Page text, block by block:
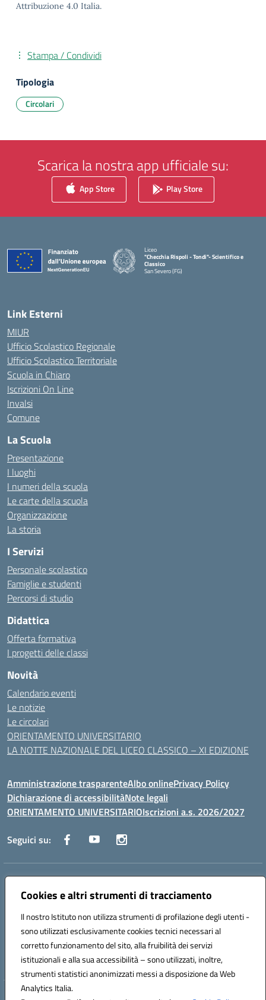
Cookies e altri strumenti di tracciamento
Il nostro Istituto non utilizza strumenti di profilazione degli utenti -
sono utilizzati esclusivamente cookies tecnici necessari al
corretto funzionamento del sito, alla fruibilità dei servizi
istituzionali e alla sua accessibilità – sono utilizzati, inoltre,
strumenti statistici anonimizzati messi a disposizione da Web
Analytics Italia.
Attribuzione 4.0 Italia.
Stampa / Condividi
Tipologia
Circolari
Scarica la nostra app ufficiale su:
App Store Play Store
Liceo
"Checchia Rispoli - Tondi"- Scientifico e
Classico
San Severo (FG)
Link Esterni
MIUR
Ufficio Scolastico Regionale
Ufficio Scolastico Territoriale
Scuola in Chiaro
Iscrizioni On Line
Invalsi
Comune
La Scuola
Presentazione
I luoghi
I numeri della scuola
Le carte della scuola
Organizzazione
La storia
I Servizi
Personale scolastico
Famiglie e studenti
Percorsi di studio
Didattica
Offerta formativa
I progetti delle classi
Novità
Calendario eventi
Le notizie
Le circolari
ORIENTAMENTO UNIVERSITARIO
LA NOTTE NAZIONALE DEL LICEO CLASSICO – XI EDIZIONE
Amministrazione trasparenteAlbo onlinePrivacy Policy
Dichiarazione di accessibilitàNote legali
ORIENTAMENTO UNIVERSITARIOIscrizioni a.s. 2026/2027
Seguici su:
Indirizzo:
Centralino:0882 331218 Email:fgps210002@istruzione.it
Codice fiscale: 93071630714
Codice meccanografico:
FGPS210002
Codice unico di fatturazione (CUF): UF7W9K
Hosting & Powered by 3D Solution S.r.l.